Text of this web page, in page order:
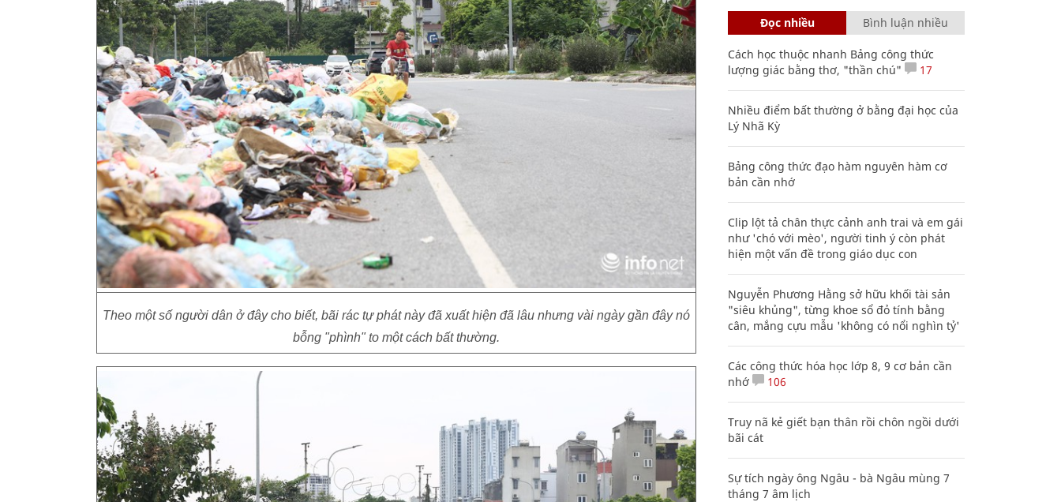
Theo một số người dân ở đây cho biết, bãi rác tự phát này đã xuất hiện đã lâu nhưng vài ngày gần đây nó
bỗng "phình" to một cách bất thường.
Đọc nhiều Bình luận nhiều
Cách học thuộc nhanh Bảng công thức
lượng giác bằng thơ, "thần chú"
17
Nhiều điểm bất thường ở bằng đại học của
Lý Nhã Kỳ
Bảng công thức đạo hàm nguyên hàm cơ
bản cần nhớ
Clip lột tả chân thực cảnh anh trai và em gái
như 'chó với mèo', người tinh ý còn phát
hiện một vấn đề trong giáo dục con
Nguyễn Phương Hằng sở hữu khối tài sản
"siêu khủng", từng khoe sổ đỏ tính bằng
cân, mắng cựu mẫu 'không có nổi nghìn tỷ'
Các công thức hóa học lớp 8, 9 cơ bản cần
nhớ
106
Truy nã kẻ giết bạn thân rồi chôn ngồi dưới
bãi cát
Sự tích ngày ông Ngâu - bà Ngâu mùng 7
tháng 7 âm lịch